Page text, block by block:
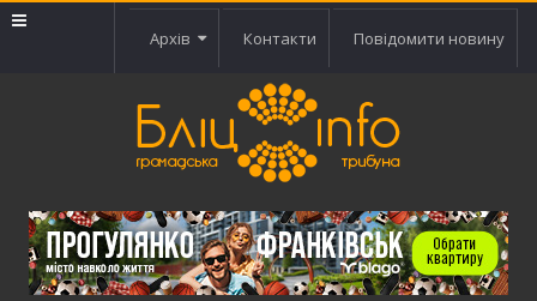
Архів Контакти Повідомити новину